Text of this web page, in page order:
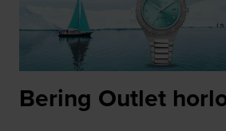
Bering Outlet